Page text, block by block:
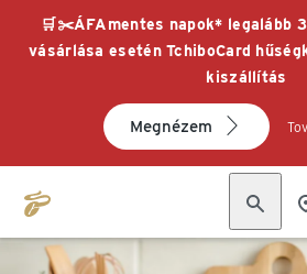
🛒✂️ÁFAmentes napok* legalább
vásárlása esetén TchiboCard
kiszállítás
Megnézem